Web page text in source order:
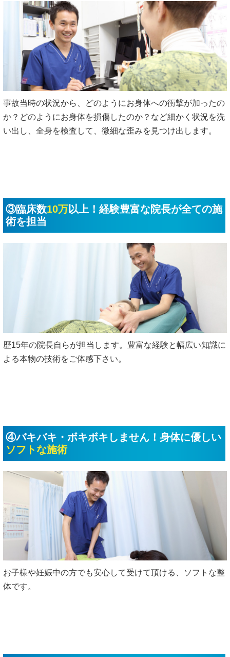
事故当時の状況から、どのようにお身体への衝撃が加ったの
か？どのようにお身体を損傷したのか？など細かく状況を洗
い出し、全身を検査して、微細な歪みを見つけ出します。
③臨床数10万以上！経験豊富な院長が全ての施
術を担当
歴15年の院長自らが担当します。豊富な経験と幅広い知識に
よる本物の技術をご体感下さい。
④バキバキ・ボキボキしません！身体に優しい
ソフトな施術
お子様や妊娠中の方でも安心して受けて頂ける、ソフトな整
体です。